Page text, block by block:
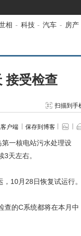
相 - 科技 - 汽车 - 房产
接受检查
扫描到手
户端 保存到博客
一核电站污水处理设
天左右。
10月28日恢复试运行。
的C系统都将在本月中